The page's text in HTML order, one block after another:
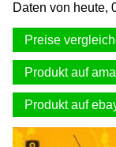
Presse
Daten von heute,
Preise
Produkt auf
Produkt auf